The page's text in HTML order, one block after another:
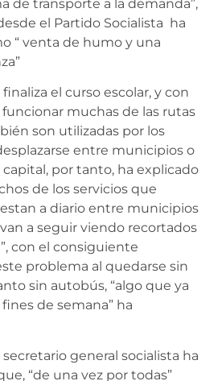
de transporte a la demanda”,
el Partido Socialista ha
“ venta de humo y una
el curso escolar, y con
funcionar muchas de las rutas
son utilizadas por los
entre municipios o
capital, por tanto, ha explicado
de los servicios que
a diario entre municipios
a seguir viendo recortados
con el consiguiente
problema al quedarse sin
sin autobús, “algo que ya
de semana” ha
general socialista ha
“de una vez por todas”